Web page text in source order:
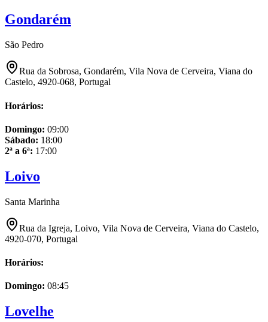
Gondarém
São Pedro
Rua da Sobrosa, Gondarém, Vila Nova de Cerveira, Viana do
Castelo, 4920-068, Portugal
Horários:
Domingo: 09:00
Sábado: 18:00
2ª a 6ª: 17:00
Loivo
Santa Marinha
Rua da Igreja, Loivo, Vila Nova de Cerveira, Viana do Castelo,
4920-070, Portugal
Horários:
Domingo: 08:45
Lovelhe